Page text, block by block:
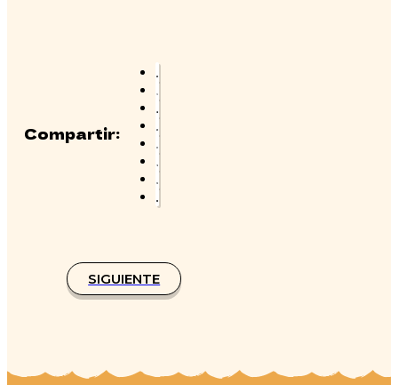
Compartir:
SIGUIENTE